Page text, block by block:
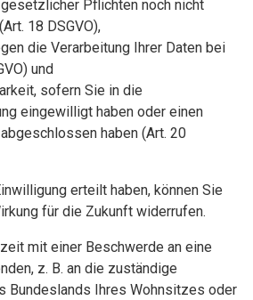
Pflichten noch nicht
18 DSGVO),
die Verarbeitung Ihrer Daten bei
und
sofern Sie in die
eingewilligt haben oder einen
haben (Art. 20
erteilt haben, können Sie
für die Zukunft widerrufen.
mit einer Beschwerde an eine
z. B. an die zuständige
Bundeslands Ihres Wohnsitzes oder